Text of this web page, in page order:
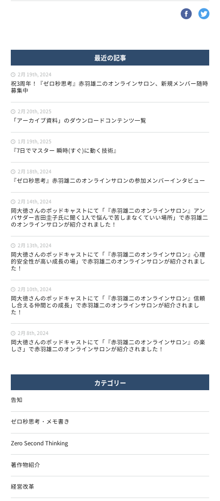
最近の記事
2月 19th, 2024
祝3周年！『ゼロ秒思考』赤羽雄二のオンラインサロン、新規メンバー随時
募集中
2月 20th, 2025
「アーカイブ資料」のダウンロードコンテンツ一覧
1月 19th, 2025
『7日でマスター 瞬時(すぐ)に動く技術』
2月 18th, 2024
『ゼロ秒思考』赤羽雄二のオンラインサロンの参加メンバーインタビュー
2月 14th, 2024
岡大徳さんのポッドキャストにて「『赤羽雄二のオンラインサロン』アン
バサダー吉田圭子氏に聞く1人で悩んで苦しまなくていい場所」で赤羽雄二
のオンラインサロンが紹介されました！
2月 13th, 2024
岡大徳さんのポッドキャストにて「『赤羽雄二のオンラインサロン』心理
的安全性が高い成長の場」で赤羽雄二のオンラインサロンが紹介されまし
た！
2月 10th, 2024
岡大徳さんのポッドキャストにて「『赤羽雄二のオンラインサロン』信頼
し合える仲間との成長」で赤羽雄二のオンラインサロンが紹介されまし
た！
2月 8th, 2024
岡大徳さんのポッドキャストにて「『赤羽雄二のオンラインサロン』の楽
しさ」で赤羽雄二のオンラインサロンが紹介されました！
カテゴリー
告知
ゼロ秒思考・メモ書き
Zero Second Thinking
著作物紹介
経営改革